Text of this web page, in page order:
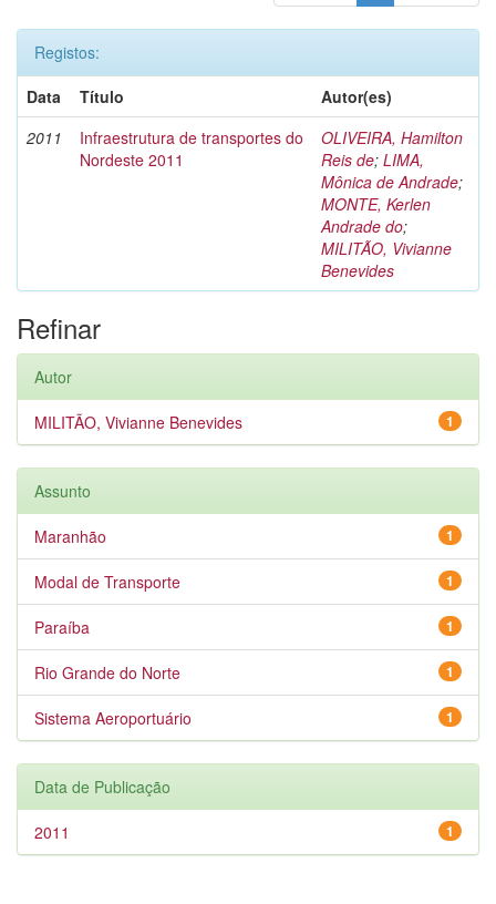
Registos:
Data
Título
Autor(es)
2011
Infraestrutura de transportes do
Nordeste 2011
OLIVEIRA, Hamilton
Reis de; LIMA,
Mônica de Andrade;
MONTE, Kerlen
Andrade do;
MILITÃO, Vivianne
Benevides
Refinar
Autor
1
MILITÃO, Vivianne Benevides
Assunto
1
Maranhão
1
Modal de Transporte
1
Paraíba
1
Rio Grande do Norte
1
Sistema Aeroportuário
Data de Publicação
1
2011